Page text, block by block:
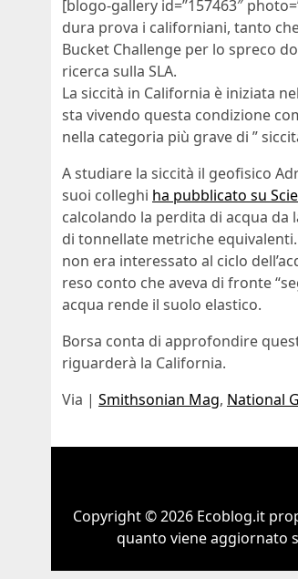
[blogo-gallery id=”157463″
dura prova i californiani, tanto
Bucket Challenge per lo spreco
ricerca sulla SLA.
La siccità in California è iniziata
sta vivendo questa condizione
nella categoria più grave di ”
A studiare la siccità il geofisico
suoi colleghi ha pubblicato su
calcolando la perdita di acqua da
di tonnellate metriche
non era interessato al ciclo
reso conto che aveva di fronte
acqua rende il suolo elastico.
Borsa conta di approfondire
riguarderà la California.
Via | Smithsonian Mag, National
Copyright © 2026 Ecoblog.it
quanto viene aggiornato